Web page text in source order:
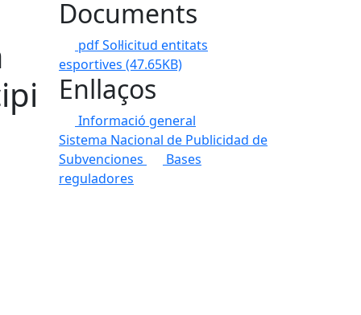
Documents
pdf Sol·licitud entitats
esportives (47.65KB)
Enllaços
Informació general
Sistema Nacional de Publicidad de
Subvenciones
Bases
reguladores